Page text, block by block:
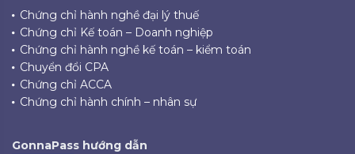
Chứng chỉ hành nghề đại lý thuế
Chứng chỉ Kế toán – Doanh nghiệp
Chứng chỉ hành nghề kế toán – kiểm toán
Chuyển đổi CPA
Chứng chỉ ACCA
Chứng chỉ hành chính – nhân sự
GonnaPass hướng dẫn